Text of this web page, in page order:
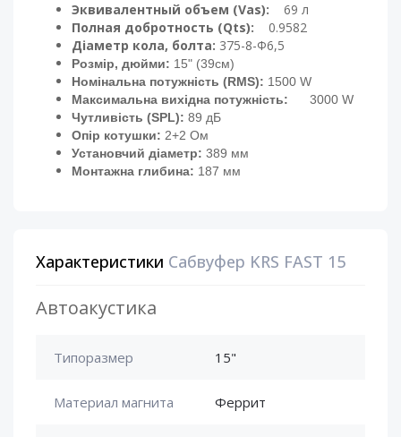
Эквивалентный объем (Vas):
69 л
Полная добротность (Qts): 0.9582
Діаметр кола, болта: 375-8-Ф6,5
Розмір, дюйми: 15" (39см)
Номінальна потужність (RMS): 1500 W
Максимальна вихідна потужність: 3000 W
Чутливість (SPL): 89 дБ
Опір котушки: 2+2 Ом
Установчий діаметр: 389 мм
Монтажна глибина: 187 мм
Характеристики Сабвуфер KRS FAST 15
Автоакустика
Типоразмер 15"
Материал магнита Феррит